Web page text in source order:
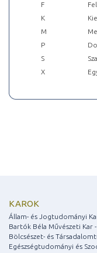
F
K
M
P
S
X
KAROK
Állam- és Jogtudományi
Bartók Béla Művészeti Kar
Bölcsészet- és
Egészségtudományi és